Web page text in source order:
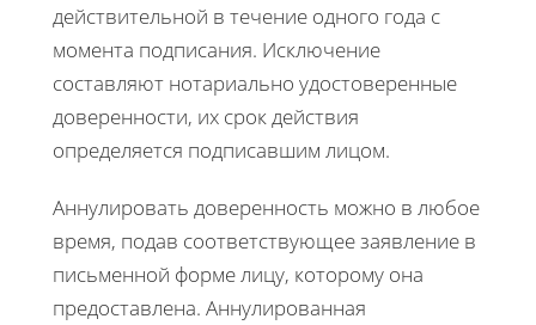
действительной в течение одного года с
момента подписания. Исключение
составляют нотариально удостоверенные
доверенности, их срок действия
определяется подписавшим лицом.
Аннулировать доверенность можно в любое
время, подав соответствующее заявление в
письменной форме лицу, которому она
предоставлена. Аннулированная